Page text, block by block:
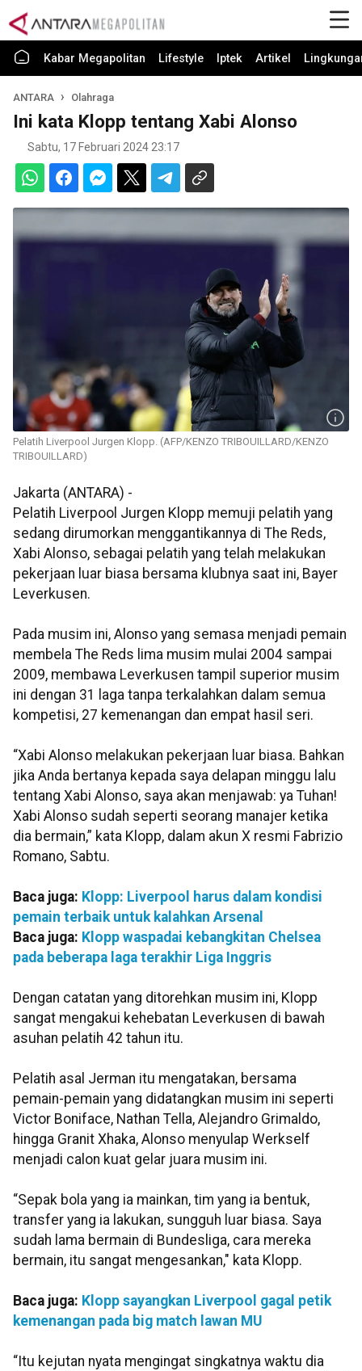
Kabar Megapolitan Lifestyle Iptek Artikel
ANTARA Olahraga
Ini kata Klopp tentang Xabi Alonso
Sabtu, 17 Februari 2024 23:17
Pelatih Liverpool Jurgen Klopp. (AFP/KENZO TRIBOUILLARD/KENZO
TRIBOUILLARD)
Jakarta (ANTARA) -
Pelatih Liverpool Jurgen Klopp memuji pelatih yang
sedang dirumorkan menggantikannya di The Reds,
Xabi Alonso, sebagai pelatih yang telah melakukan
pekerjaan luar biasa bersama klubnya saat ini, Bayer
Leverkusen.
Pada musim ini, Alonso yang semasa menjadi pemain
membela The Reds lima musim mulai 2004 sampai
2009, membawa Leverkusen tampil superior musim
ini dengan 31 laga tanpa terkalahkan dalam semua
kompetisi, 27 kemenangan dan empat hasil seri.
“Xabi Alonso melakukan pekerjaan luar biasa. Bahkan
jika Anda bertanya kepada saya delapan minggu lalu
tentang Xabi Alonso, saya akan menjawab: ya Tuhan!
Xabi Alonso sudah seperti seorang manajer ketika
dia bermain,” kata Klopp, dalam akun X resmi Fabrizio
Romano, Sabtu.
Baca juga: Klopp: Liverpool harus dalam kondisi
pemain terbaik untuk kalahkan Arsenal
Baca juga: Klopp waspadai kebangkitan Chelsea
pada beberapa laga terakhir Liga Inggris
Dengan catatan yang ditorehkan musim ini, Klopp
sangat mengakui kehebatan Leverkusen di bawah
asuhan pelatih 42 tahun itu.
Pelatih asal Jerman itu mengatakan, bersama
pemain-pemain yang didatangkan musim ini seperti
Victor Boniface, Nathan Tella, Alejandro Grimaldo,
hingga Granit Xhaka, Alonso menyulap Werkself
menjadi calon kuat gelar juara musim ini.
“Sepak bola yang ia mainkan, tim yang ia bentuk,
transfer yang ia lakukan, sungguh luar biasa. Saya
sudah lama bermain di Bundesliga, cara mereka
bermain, itu sangat mengesankan," kata Klopp.
Baca juga: Klopp sayangkan Liverpool gagal petik
kemenangan pada big match lawan MU
“Itu kejutan nyata mengingat singkatnya waktu dia